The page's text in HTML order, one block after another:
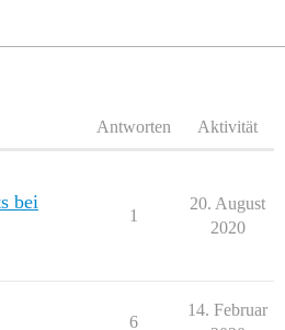
Antworten Aktivität
bei
1
20. August
2020
6
14. Februar